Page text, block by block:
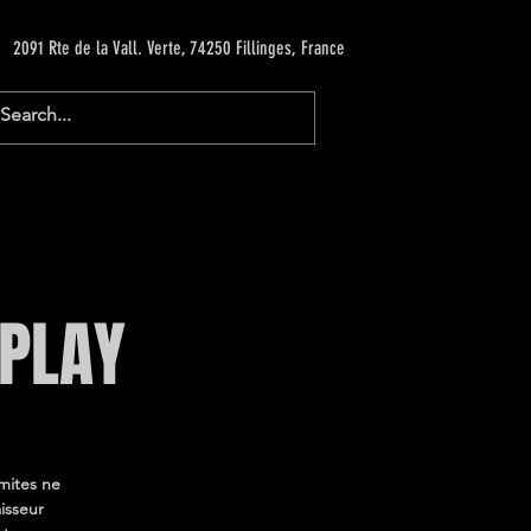
2091 Rte de la Vall. Verte, 74250 Fillinges, France
ne